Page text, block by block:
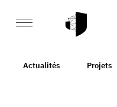
Actualités Projets